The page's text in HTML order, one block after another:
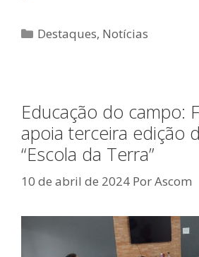
Categorias
Destaques, Notícias
Educação do campo:
apoia terceira edição
“Escola da Terra”
10 de abril de 2024 PorAscom